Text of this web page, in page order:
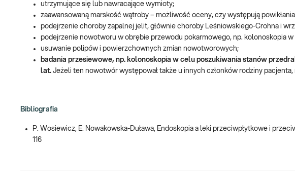
utrzymujące się lub nawracające wymioty;
zaawansowaną marskość wątroby – możliwość oceny, czy występują
podejrzenie choroby zapalnej jelit, głównie choroby Leśniowskiego-Crohna i
podejrzenie nowotworu w obrębie przewodu pokarmowego, np. kolonoskopia
usuwanie polipów i powierzchownych zmian nowotworowych;
badania przesiewowe, np. kolonoskopia w celu poszukiwania stanów
lat. Jeżeli ten nowotwór występował także u innych członków rodziny
Bibliografia
P. Wosiewicz, E. Nowakowska-Duława, Endoskopia a leki przeciwpłytkowe i
116